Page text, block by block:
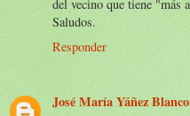
del vecino que tiene "más
Saludos.
Responder
José María Yáñez Blanco